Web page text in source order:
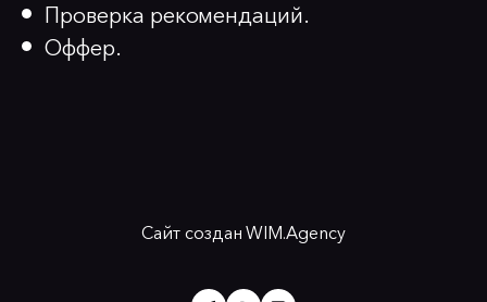
Проверка рекомендаций.
Оффер.
Сайт созданWIM.Agency